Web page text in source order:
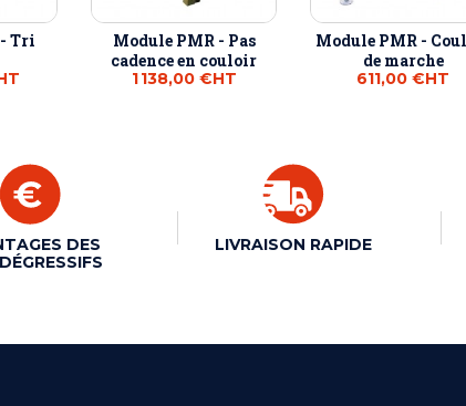
Tri
Module PMR - Pas
cadence en couloir
1 138,00 €HT
Module PMR -
de marche
611,00 €HT
DES
LIVRAISON RAPIDE